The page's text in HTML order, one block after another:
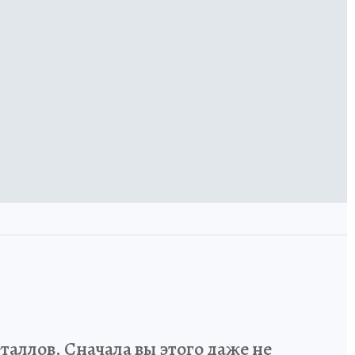
Сначала вы этого даже не